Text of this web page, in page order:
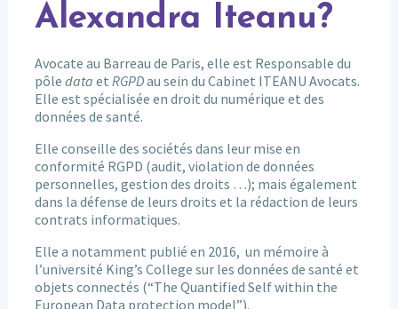
Alexandra Iteanu?
Avocate au Barreau de Paris, elle est Responsable du
pôle data et RGPDau sein du Cabinet ITEANU Avocats.
Elle est spécialisée en droit du numérique et des
données de santé.
Elle conseille des sociétés dans leur mise en
conformité RGPD (audit, violation de données
personnelles, gestion des droits …); mais également
dans la défense de leurs droits et la rédaction de leurs
contrats informatiques.
Elle a notamment publié en 2016, un mémoire à
l’université King’s College sur les données de santé et
objets connectés (“The Quantified Self within the
European Data protection model”).